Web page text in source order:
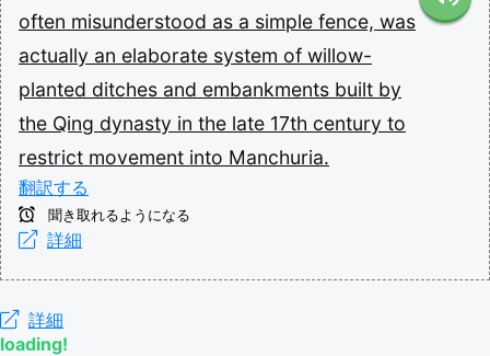
often misunderstood as a simple fence, was
actually an elaborate system of willow-
planted ditches and embankments built by
the Qing dynasty in the late 17th century to
restrict movement into Manchuria.
翻訳する
聞き取れるようになる
詳細
詳細
loading!